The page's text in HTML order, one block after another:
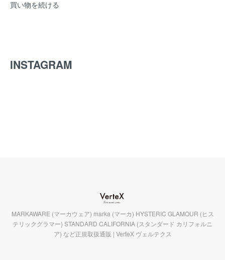
買い物を続ける
INSTAGRAM
MARKAWARE (マーカウェア) marka (マーカ) HYSTERIC GLAMOUR (ヒス
テリックグラマー) STANDARD CALIFORNIA (スタンダード カリフォルニ
ア) など正規取扱通販 | VerteX ヴェルテクス